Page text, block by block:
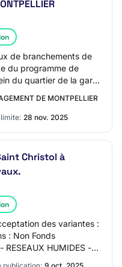
de branchements de
du programme de
du quartier de la gare
de…
DE MONTPELLIER
28 nov. 2025
Christol à
des variantes :
: Non Fonds
HUMIDES -
des réseau…